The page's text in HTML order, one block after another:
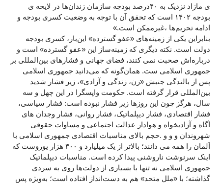
ی مازاد نزدیک به ۴۰درصد بودجه سازمان زندان‌ها در لایحه ی
بودجه ۱۴۰۲ است که تحقق آن با توجه به وضعیت کسری بودجه و
ادامه تحریم‌ها ،غیرممکن است.»
بنابراین یکی از زمینه‌های «عفو گسترده» این‌بار، کسری بودجه
دولت است. نکته دیگری که زمینه‌ساز این «عفو گسترده» است و
درباره‌اش صحبت نمی کنند، فضای جهانی و فشارهای بین‌المللی بر
جمهوری اسلامی ست. همان‌گونه که می‌دانید جمهوری اسلامی
پس از بالندگی جنبش «زن، زندگی و آزادی»، زیر فشار شدید
بین‌المللی قرار گرفته است. حکومت واپسگرا در این چهل و سه
سال، هرگز چون این روزها زیر فشار نبوده است: فشار سیاسی،
فشار اقتصادی، فشار دیپلماتیک، فشار روانی، فشار وجدان های
آگاه و آزادیخواه و هوادار عدالت اجتماعی و مساوات حقوقی
شهروندان و و و .حجم بالای مناسبات اقتصادی جمهوری اسلامی با
آلمان را همه می دانند؛ بالاتر از یک میلیارد و ۳۰۰ هزار یوروست که
اینک سرنوشت ناروشنی پیدا کرده است. مناسبات دیپلماتیک
جمهوری اسلامی نه تنها با بسیاری از دولت‌ها روی به سردی
گذاشته؛ با «ملل متحد» هم به دست‌انداز افتاده است؛ به‌ویژه پس